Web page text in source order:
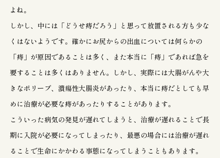
よね。
しかし、中には「どうせ痔だろう」と思って放置される方も少な
くはないようです。確かにお尻からの出血については何らかの
「痔」が原因であることは多く、また本当に「痔」であれば急を
要することは多くはありません。しかし、実際には大腸がんや大
きなポリープ、潰瘍性大腸炎があったり、本当に痔だとしても早
めに治療が必要な痔があったりすることがあります。
こういった病気の発見が遅れてしまうと、治療が遅れることで長
期に入院が必要になってしまったり、最悪の場合には治療が遅れ
ることで生命にかかわる事態になってしまうこともあります。